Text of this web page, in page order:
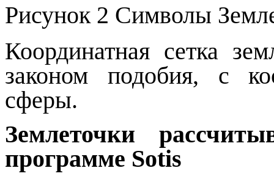
Рисунок 2 Символы
Координатная сетка
законом подобия, с
сферы.
Землеточки
программе Sotis